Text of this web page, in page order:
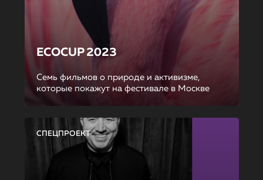
ECOCUP 2023
Семь фильмов о природе и активизме,
которые покажут на фестивале в Москве
СПЕЦПРОЕКТ